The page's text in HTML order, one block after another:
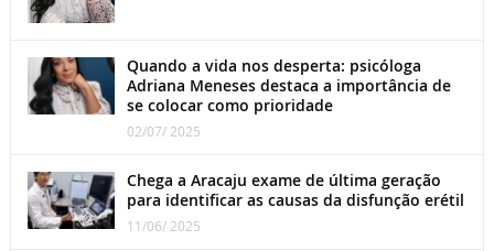
Quando a vida nos desperta: psicóloga
Adriana Meneses destaca a importância de
se colocar como prioridade
02/07/ 2025
Chega a Aracaju exame de última geração
para identificar as causas da disfunção erétil
11/06/ 2025